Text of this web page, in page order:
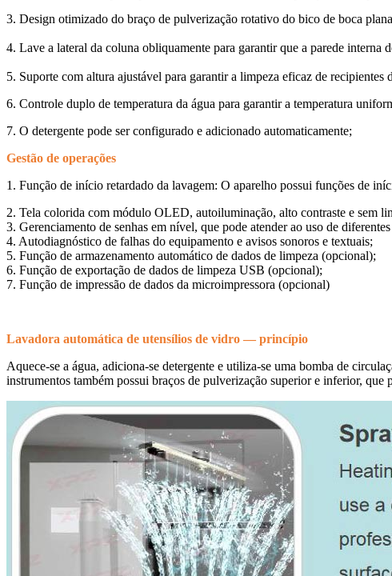
3. Design otimizado do braço de pulverização rotativo do bico de boca
4. Lave a lateral da coluna obliquamente para garantir que a parede interna
5. Suporte com altura ajustável para garantir a limpeza eficaz de recipientes
6. Controle duplo de temperatura da água para garantir a temperatura
7. O detergente pode ser configurado e adicionado automaticamente;
Gestão de operações
1. Função de início retardado da lavagem: O aparelho possui funções de
2. Tela colorida com módulo OLED, autoiluminação, alto contraste e sem
3. Gerenciamento de senhas em nível, que pode atender ao uso de
4. Autodiagnóstico de falhas do equipamento e avisos sonoros e textuais;
5. Função de armazenamento automático de dados de limpeza (opcional);
6. Função de exportação de dados de limpeza USB (opcional);
7. Função de impressão de dados da microimpressora (opcional)
Lavadora automática de utensílios de vidro — princípio
Aquece-se a água, adiciona-se detergente e utiliza-se uma bomba de
instrumentos também possui braços de pulverização superior e inferior,